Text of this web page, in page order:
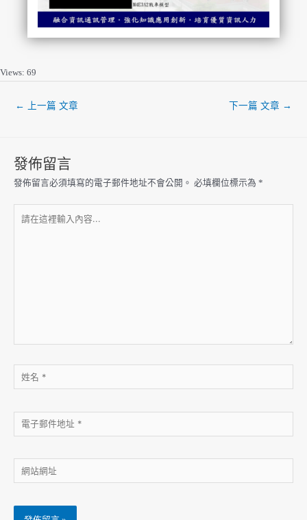
Views: 69
← 上一篇 文章 下一篇 文章 →
發佈留言
發佈留言必須填寫的電子郵件地址不會公開。 必填欄位標示為 *